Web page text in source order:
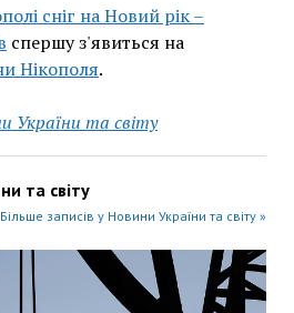
сніг на Новий рік –
спершу з'явиться на
Нікополя.
України та світу
та світу
Більше записів у Новини України та світу »